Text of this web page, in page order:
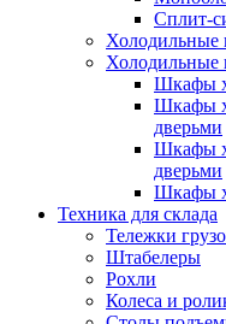
Сплит-
Холодильные
Шкафы
Шкафы
дверьми
Шкафы
дверьми
Шкафы
Техника для склада
Тележки
Штабелеры
Рохли
Колеса и